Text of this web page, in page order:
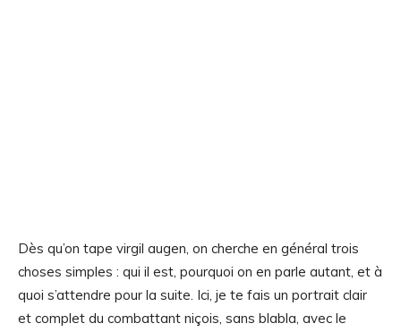
Dès qu’on tape virgil augen, on cherche en général trois
choses simples : qui il est, pourquoi on en parle autant, et à
quoi s’attendre pour la suite. Ici, je te fais un portrait clair
et complet du combattant niçois, sans blabla, avec le